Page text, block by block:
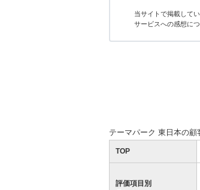
当サイトで掲載して
サービスへの感想に
テーマパーク 東日本の顧
TOP
評価項目別